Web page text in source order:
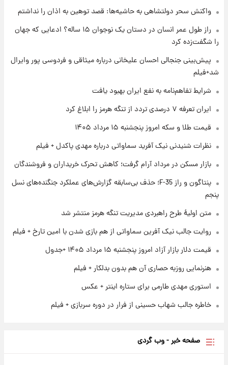
۱ روز پیش
۱ روز پیش
۱ روز پیش
ارزش سهام عدالت برای امروز چهارشنبه ۱۴ مرداد
آغاز طرح جدید فروش مشارکت در تولید سایپا؛
سود مشارکت چند درصد است؟
واکنش سحر دولتشاهی به حاشیه‌ها: قصد توهین به اذان را نداشتم
راز طول عمر انسان در دستان یک نوجوان ۱۵ ساله؟ ادعایی که جهان
را شگفت‌زده کرد
پیش‌بینی جنجالی احسان علیخانی درباره میثاقی و فردوسی پور وایرال
شد+فیلم
شرایط تفاهم‌نامه به نفع ایران بهبود یافت
ایران تعرفه ۷ درصدی تردد از تنگه هرمز را ابلاغ کرد
قیمت طلا و سکه امروز پنجشنبه ۱۵ مرداد ۱۴۰۵
نظرات شنیدنی نیک آفرید سماواتی درباره مهدی پاکدل + فیلم
بازار مسکن در مرداد آرام گرفت؛ کاهش تحرک خریداران و فروشندگان
پنتاگون و راز F-35؛ حذف بی‌سابقه گزارش‌های عملکرد جنگنده‌های نسل
پنجم
متن اولیۀ طرح راهبردی مدیریت تنگه هرمز منتشر شد
روایت جالب نیک آفرین سماواتی از هم بازی شدن با امین تارخ + فیلم
قیمت دلار بازار آزاد امروز پنجشنبه ۱۵ مرداد ۱۴۰۵ +جدول
هنرنمایی روزبه حصاری آن هم بدون بدلکار + فیلم
استوری مهدی طارمی برای ستاره اینتر + عکس
خاطره جالب شهاب حسینی از فرار در دوره سربازی + فیلم
صفحه خبر - وب گردی